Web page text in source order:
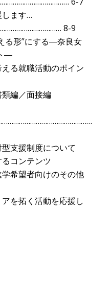
します…
8-9
る形”にする―奈良女
―
える就職活動のポイン
編／面接編
支援制度について
るコンテンツ
学希望者向けのその他
を拓く活動を応援し